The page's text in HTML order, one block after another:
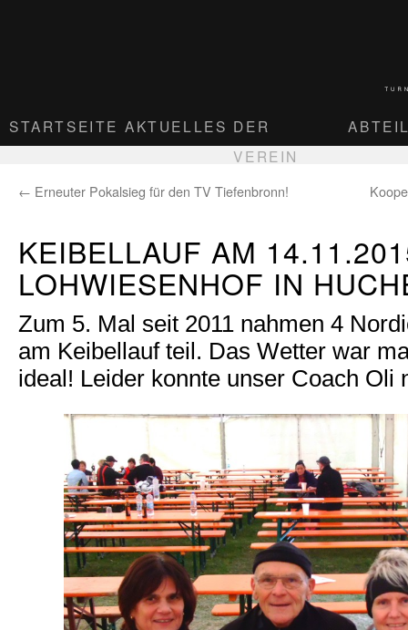
STARTSEITE AKTUELLES DER
VEREIN
← Erneuter Pokalsieg für den TV Tiefenbronn!
KEIBELLAUF AM
LOHWIESENHOF IN
Zum 5. Mal seit 2011 nahmen 4
am Keibellauf teil. Das Wetter war
ideal! Leider konnte unser Coach Oli